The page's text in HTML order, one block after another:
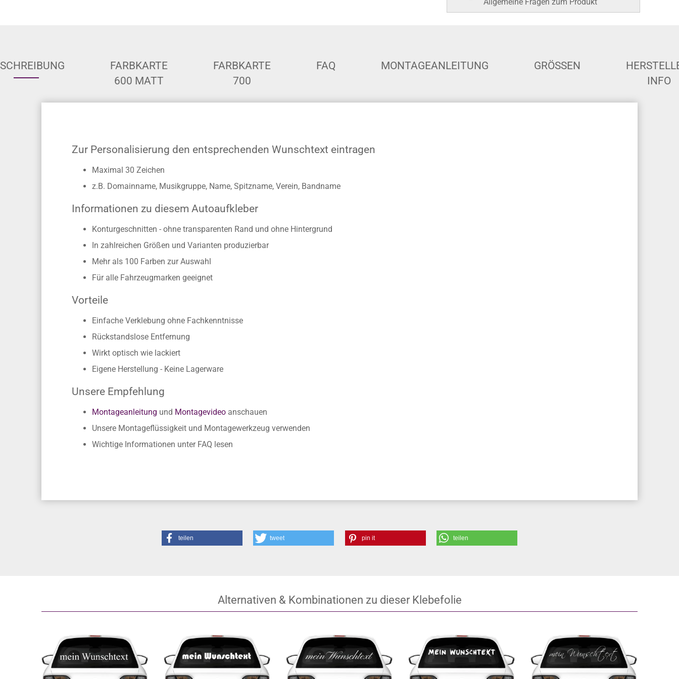
FARBKARTE
600 MATT
FARBKARTE
700
FAQ MONTAGEANLEITUNG GRÖSSEN
INFO
Zur Personalisierung den entsprechenden Wunschtext eintragen
Maximal 30 Zeichen
z.B. Domainname, Musikgruppe, Name, Spitzname, Verein, Bandname
Informationen zu diesem Autoaufkleber
Konturgeschnitten - ohne transparenten Rand und ohne Hintergrund
In zahlreichen Größen und Varianten produzierbar
Mehr als 100 Farben zur Auswahl
Für alle Fahrzeugmarken geeignet
Vorteile
Einfache Verklebung ohne Fachkenntnisse
Rückstandslose Entfernung
Wirkt optisch wie lackiert
Eigene Herstellung - Keine Lagerware
Unsere Empfehlung
Montageanleitung und Montagevideo anschauen
Unsere Montageflüssigkeit und Montagewerkzeug verwenden
Wichtige Informationen unter FAQ lesen
teilen tweet pin it teilen
Alternativen & Kombinationen zu dieser Klebefolie